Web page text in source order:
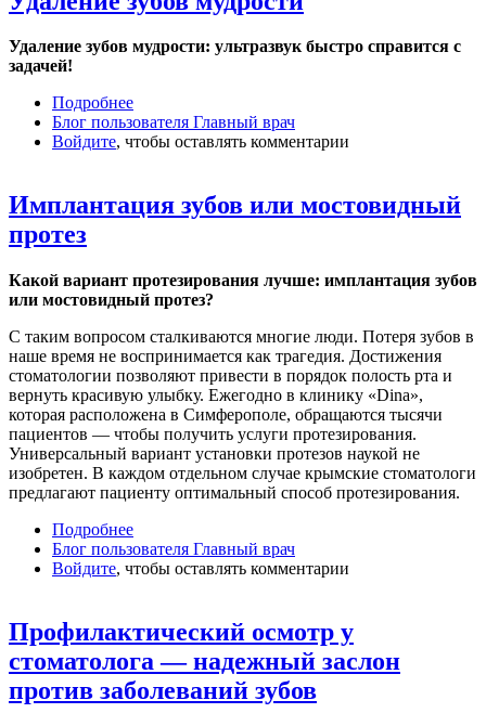
Удаление зубов мудрости: ультразвук быстро справится с
задачей!
Подробнее
Блог пользователя Главный врач
Войдите, чтобы оставлять комментарии
Имплантация зубов или мостовидный
протез
Какой вариант протезирования лучше: имплантация зубов
или мостовидный протез?
С таким вопросом сталкиваются многие люди. Потеря зубов в
наше время не воспринимается как трагедия. Достижения
стоматологии позволяют привести в порядок полость рта и
вернуть красивую улыбку. Ежегодно в клинику «Dina»,
которая расположена в Симферополе, обращаются тысячи
пациентов — чтобы получить услуги протезирования.
Универсальный вариант установки протезов наукой не
изобретен. В каждом отдельном случае крымские стоматологи
предлагают пациенту оптимальный способ протезирования.
Подробнее
Блог пользователя Главный врач
Войдите, чтобы оставлять комментарии
Профилактический осмотр у
стоматолога — надежный заслон
против заболеваний зубов